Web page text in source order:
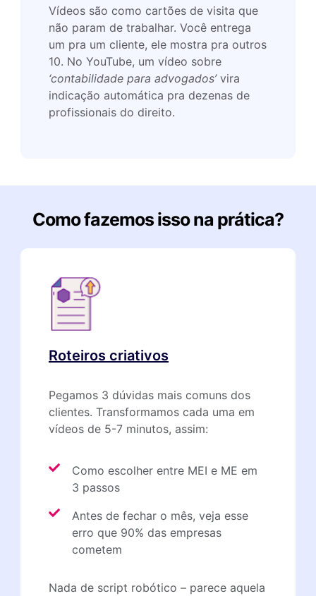
Vídeos são como cartões de visita que
não param de trabalhar. Você entrega
um pra um cliente, ele mostra pra outros
10. No YouTube, um vídeo sobre
‘contabilidade para advogados’vira
indicação automática pra dezenas de
profissionais do direito.
Como fazemos isso na prática?
Roteiros criativos
Pegamos 3 dúvidas mais comuns dos
clientes. Transformamos cada uma em
vídeos de 5-7 minutos, assim:
Como escolher entre MEI e ME em
3 passos
Antes de fechar o mês, veja esse
erro que 90% das empresas
cometem
Nada de script robótico – parece aquela